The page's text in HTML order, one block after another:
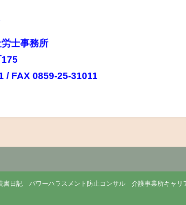
士事務所
/ FAX 0859-25-31011
書日記 パワーハラスメント防止コンサル 介護事業所キャリ